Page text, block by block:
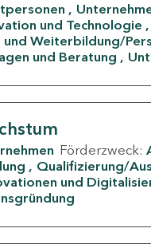
und Technologie
Weiterbildung/
und Beratung
Förderzweck:
Qualifizierung/
und